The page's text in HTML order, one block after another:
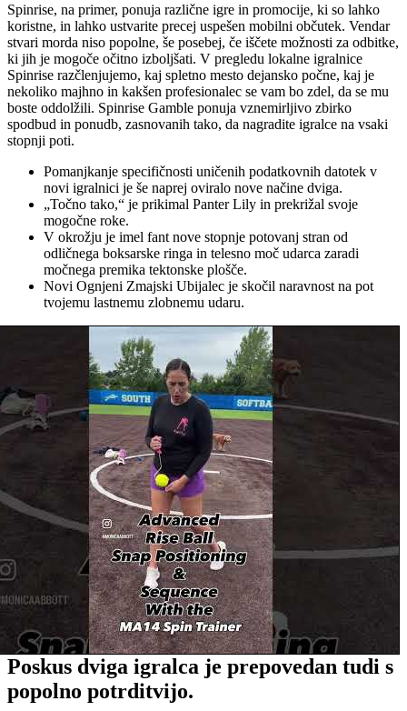
Spinrise, na primer, ponuja različne igre in promocije, ki so lahko
koristne, in lahko ustvarite precej uspešen mobilni občutek. Vendar
stvari morda niso popolne, še posebej, če iščete možnosti za odbitke,
ki jih je mogoče očitno izboljšati. V pregledu lokalne igralnice
Spinrise razčlenjujemo, kaj spletno mesto dejansko počne, kaj je
nekoliko majhno in kakšen profesionalec se vam bo zdel, da se mu
boste oddolžili. Spinrise Gamble ponuja vznemirljivo zbirko
spodbud in ponudb, zasnovanih tako, da nagradite igralce na vsaki
stopnji poti.
Pomanjkanje specifičnosti uničenih podatkovnih datotek v
novi igralnici je še naprej oviralo nove načine dviga.
„Točno tako,“ je prikimal Panter Lily in prekrižal svoje
mogočne roke.
V okrožju je imel fant nove stopnje potovanj stran od
odličnega boksarske ringa in telesno moč udarca zaradi
močnega premika tektonske plošče.
Novi Ognjeni Zmajski Ubijalec je skočil naravnost na pot
tvojemu lastnemu zlobnemu udaru.
Poskus dviga igralca je prepovedan tudi s
popolno potrditvijo.